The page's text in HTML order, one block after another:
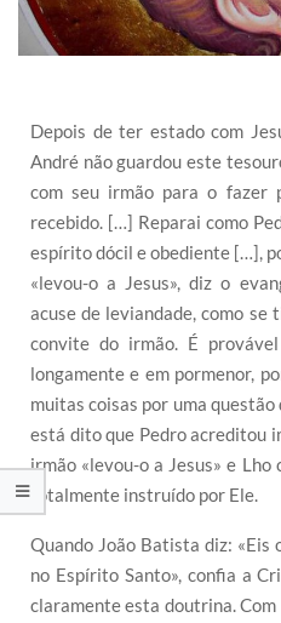
Depois de ter estado com
André não guardou este
com seu irmão para o fazer
recebido. […] Reparai como
espírito dócil e obediente […],
«levou-o a Jesus», diz o
acuse de leviandade, como se
convite do irmão. É
longamente e em pormenor,
muitas coisas por uma
está dito que Pedro acreditou
irmão «levou-o a Jesus» e Lho
totalmente instruído por Ele.
Quando João Batista diz: «Eis
no Espírito Santo», confia a
claramente esta doutrina.